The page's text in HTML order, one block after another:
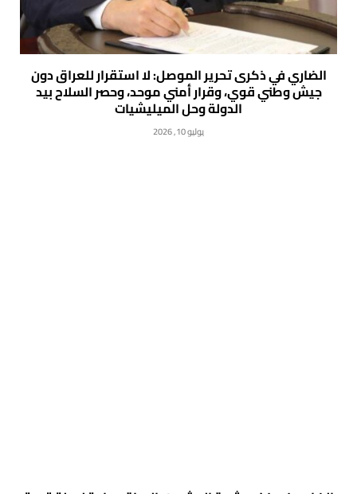
الضاري في ذكرى تحرير الموصل: لا استقرار للعراق دون
جيش وطني قوي، وقرار أمني موحد، وحصر السلاح بيد
الدولة وحل الميليشيات
يوليو 10, 2026